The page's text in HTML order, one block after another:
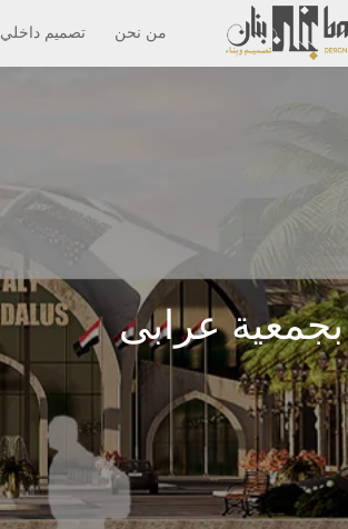
من نحن تصميم داخلي
بجمعية عرابى